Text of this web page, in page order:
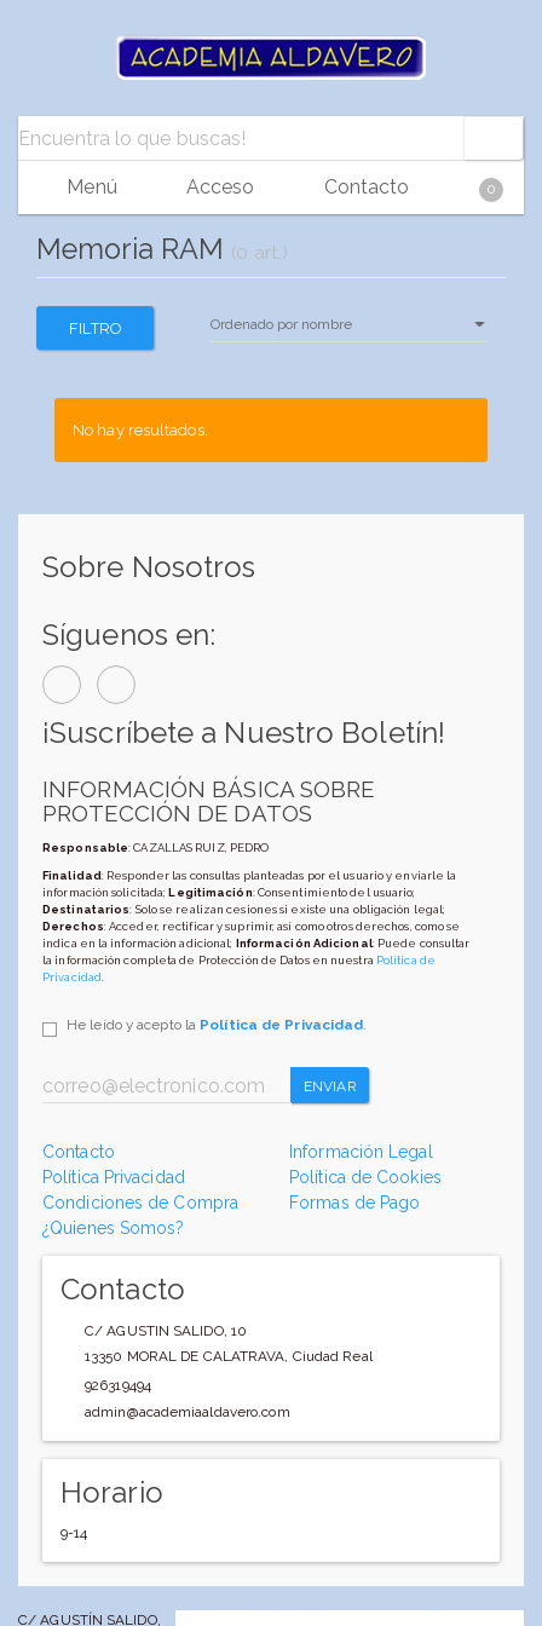
Menú Acceso Contacto 0
Memoria RAM (0 art.)
FILTRO
No hay resultados.
Sobre Nosotros
Síguenos en:
¡Suscríbete a Nuestro Boletín!
INFORMACIÓN BÁSICA SOBRE
PROTECCIÓN DE DATOS
Responsable: CAZALLAS RUIZ, PEDRO
Finalidad: Responder las consultas planteadas por el usuario y enviarle la
información solicitada;Legitimación: Consentimiento del usuario;
Destinatarios: Solo se realizan cesiones si existe una obligación legal;
Derechos: Acceder, rectificar y suprimir, así como otros derechos, como se
indica en la información adicional; Información Adicional: Puede consultar
la información completa de Protección de Datos en nuestra Política de
Privacidad
He leído y acepto la Política de Privacidad.
ENVIAR
Contacto
Información Legal
Política Privacidad
Política de Cookies
Condiciones de Compra
Formas de Pago
¿Quienes Somos?
Contacto
C/ AGUSTIN SALIDO, 10
13350 MORAL DE CALATRAVA, Ciudad Real
926319494
admin@academiaaldavero.com
Horario
9-14
C/ AGUSTÍN SALIDO,